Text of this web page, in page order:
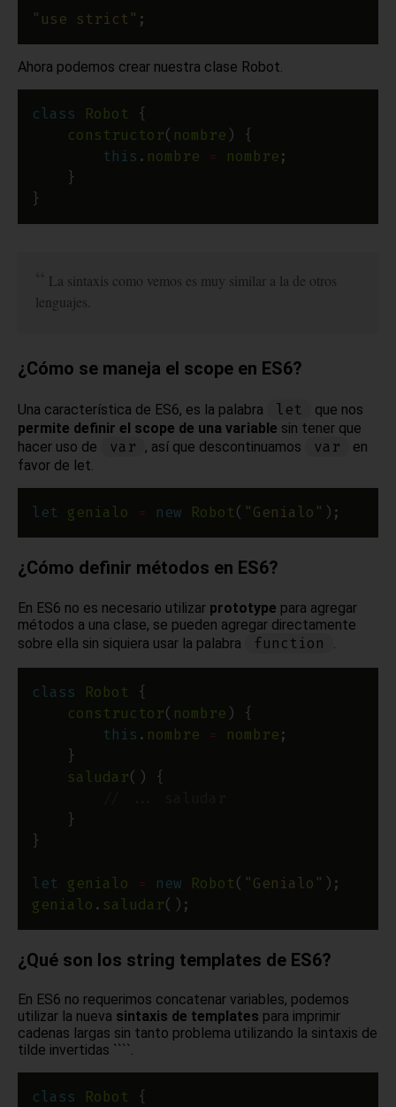
"use strict"
Ahora podemos crear nuestra clase Robot.
class Robot
constructor( nombre
this . nombre = nombre
La sintaxis como vemos es muy similar a la de otros
lenguajes.
¿Cómo se maneja el scope en ES6?
Una característica de ES6, es la palabra let
que nos
permite definir el scope de una variable sin tener que
hacer uso de
var , así que descontinuamos var
en
favor de let.
let genialo = new Robot( "Genialo"
¿Cómo definir métodos en ES6?
En ES6 no es necesario utilizar prototype para agregar
métodos a una clase, se pueden agregar directamente
sobre ella sin siquiera usar la palabra
function
class Robot
constructor( nombre
this . nombre = nombre
saludar
let genialo = new Robot( "Genialo"
genialo . saludar
¿Qué son los string templates de ES6?
En ES6 no requerimos concatenar variables, podemos
utilizar la nueva sintaxis de templates para imprimir
cadenas largas sin tanto problema utilizando la sintaxis de
tilde invertidas ````.
class Robot